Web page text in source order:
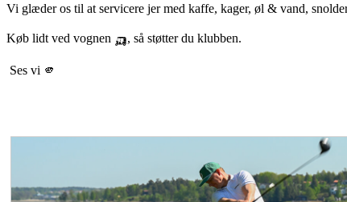
Vi glæder os til at servicere jer med kaffe, kager, øl & vand,
Køb lidt ved vognen 🛺, så støtter du klubben.
Ses vi 🫵